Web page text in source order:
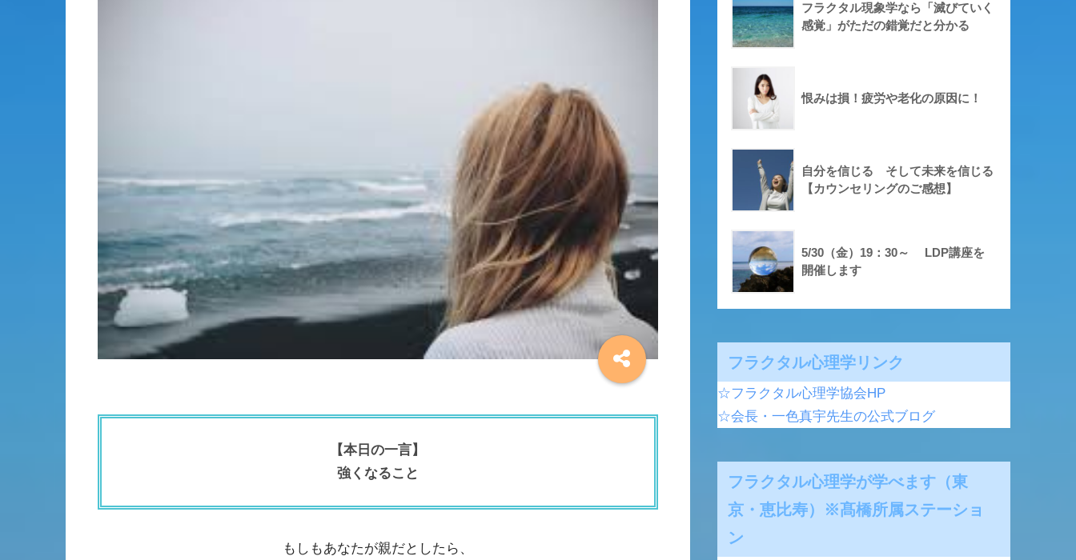
【本日の一言】
強くなること
もしもあなたが親だとしたら、
フラクタル現象学なら「滅びていく
感覚」がただの錯覚だと分かる
恨みは損！疲労や老化の原因に！
自分を信じる そして未来を信じる
【カウンセリングのご感想】
5/30（金）19：30～ LDP講座を
開催します
フラクタル心理学リンク
☆フラクタル心理学協会HP
☆会長・一色真宇先生の公式ブログ
フラクタル心理学が学べます（東
京・恵比寿）※髙橋所属ステーショ
ン